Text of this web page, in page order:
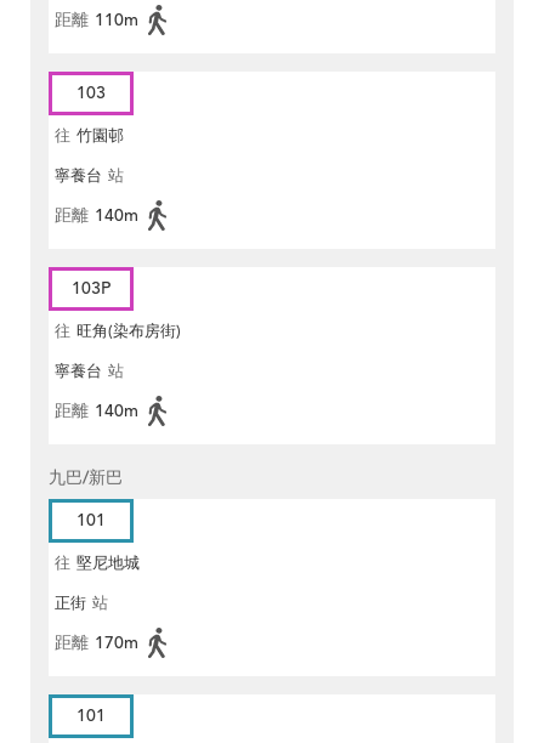
距離 110m
103
往 竹園邨
寧養台 站
距離 140m
103P
往 旺角(染布房街)
寧養台 站
距離 140m
九巴/新巴
101
往 堅尼地城
正街 站
距離 170m
101